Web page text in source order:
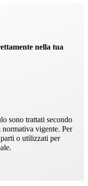
nella tua
sono trattati secondo
vigente. Per
o utilizzati per